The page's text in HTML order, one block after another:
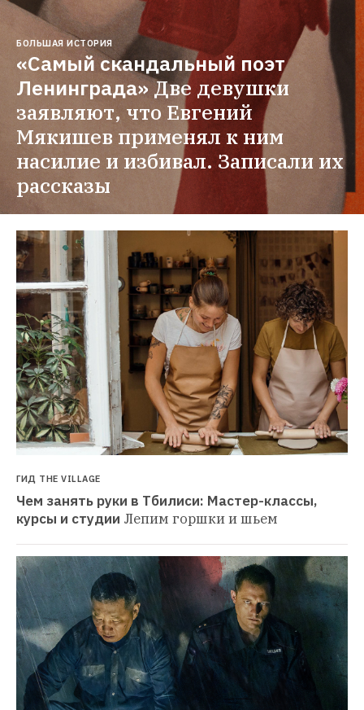
БОЛЬШАЯ ИСТОРИЯ
«Самый скандальный поэт
Ленинграда»Две девушки
заявляют, что Евгений
Мякишев применял к ним
насилие и избивал. Записали их
рассказы
ГИД THE VILLAGE
Чем занять руки в Тбилиси: Мастер-классы,
курсы и студии Лепим горшки и шьем